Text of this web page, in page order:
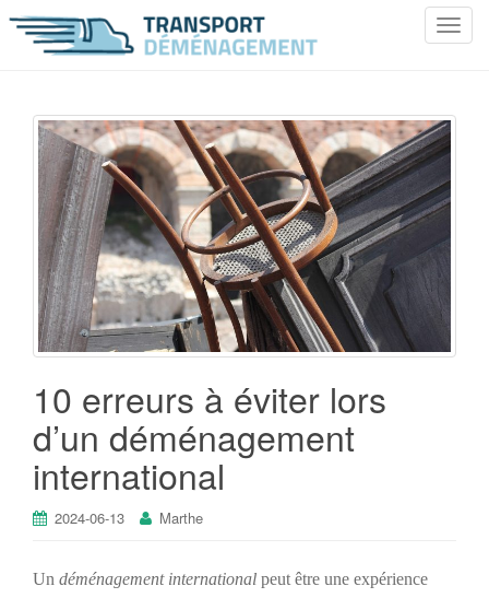
T
l
e
n
a
t
i
10 erreurs à éviter lors
d’un déménagement
international
2024-06-13 Marthe
Un déménagement international peut être une expérience